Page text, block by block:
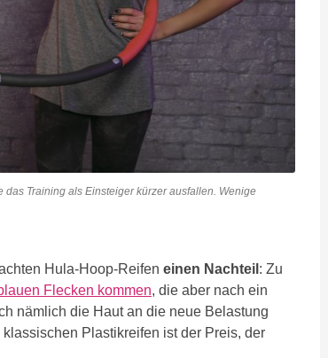
Training als Einsteiger kürzer ausfallen. Wenige
Hula-Hoop-Reifen einen Nachteil : Zu
Flecken kommen, die aber nach ein
nämlich die Haut an die neue Belastung
Plastikreifen ist der Preis, der